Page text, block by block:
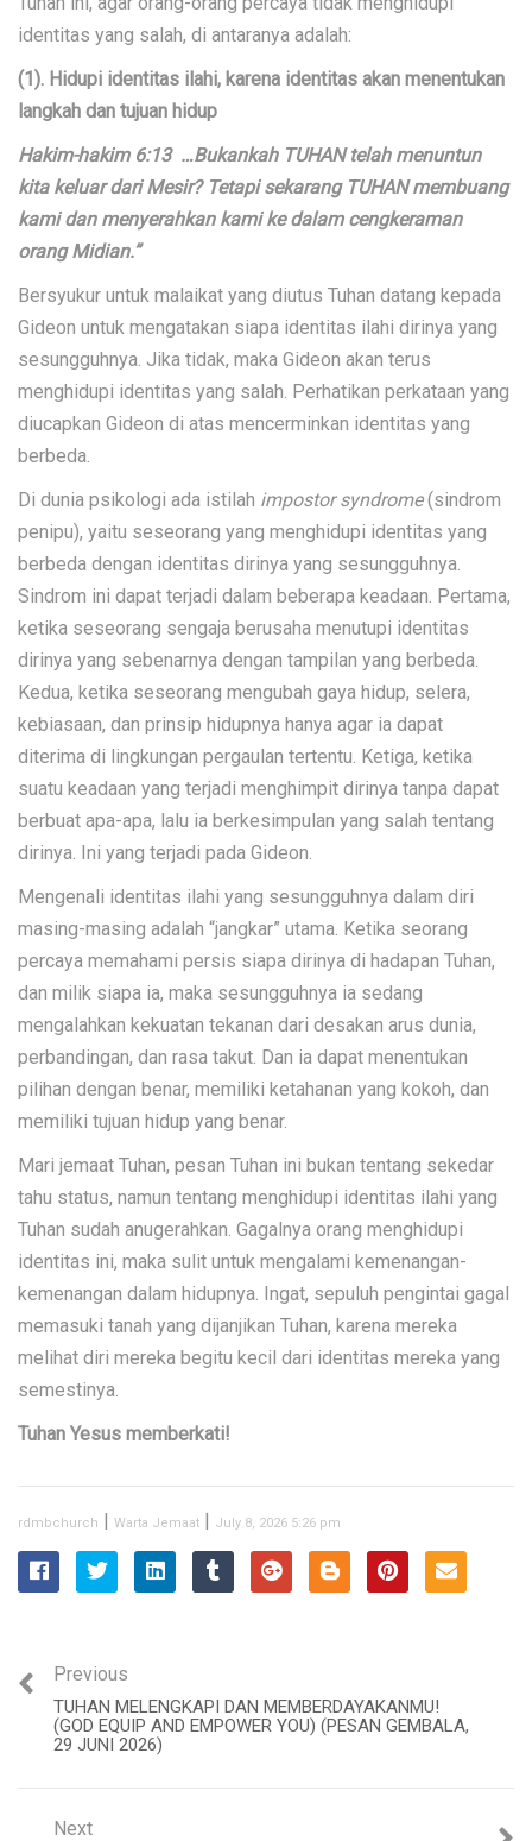
identitas yang salah, di antaranya adalah:
(1). Hidupi identitas ilahi, karena identitas akan menentukan
langkah dan tujuan hidup
Hakim-hakim 6:13 …Bukankah TUHAN telah menuntun
kita keluar dari Mesir? Tetapi sekarang TUHAN membuang
kami dan menyerahkan kami ke dalam cengkeraman
orang Midian.”
Bersyukur untuk malaikat yang diutus Tuhan datang kepada
Gideon untuk mengatakan siapa identitas ilahi dirinya yang
sesungguhnya. Jika tidak, maka Gideon akan terus
menghidupi identitas yang salah. Perhatikan perkataan yang
diucapkan Gideon di atas mencerminkan identitas yang
berbeda.
Di dunia psikologi ada istilah impostor syndrome(sindrom
penipu), yaitu seseorang yang menghidupi identitas yang
berbeda dengan identitas dirinya yang sesungguhnya.
Sindrom ini dapat terjadi dalam beberapa keadaan. Pertama,
ketika seseorang sengaja berusaha menutupi identitas
dirinya yang sebenarnya dengan tampilan yang berbeda.
Kedua, ketika seseorang mengubah gaya hidup, selera,
kebiasaan, dan prinsip hidupnya hanya agar ia dapat
diterima di lingkungan pergaulan tertentu. Ketiga, ketika
suatu keadaan yang terjadi menghimpit dirinya tanpa dapat
berbuat apa-apa, lalu ia berkesimpulan yang salah tentang
dirinya. Ini yang terjadi pada Gideon.
Mengenali identitas ilahi yang sesungguhnya dalam diri
masing-masing adalah “jangkar” utama. Ketika seorang
percaya memahami persis siapa dirinya di hadapan Tuhan,
dan milik siapa ia, maka sesungguhnya ia sedang
mengalahkan kekuatan tekanan dari desakan arus dunia,
perbandingan, dan rasa takut. Dan ia dapat menentukan
pilihan dengan benar, memiliki ketahanan yang kokoh, dan
memiliki tujuan hidup yang benar.
Mari jemaat Tuhan, pesan Tuhan ini bukan tentang sekedar
tahu status, namun tentang menghidupi identitas ilahi yang
Tuhan sudah anugerahkan. Gagalnya orang menghidupi
identitas ini, maka sulit untuk mengalami kemenangan-
kemenangan dalam hidupnya. Ingat, sepuluh pengintai gagal
memasuki tanah yang dijanjikan Tuhan, karena mereka
melihat diri mereka begitu kecil dari identitas mereka yang
semestinya.
Tuhan Yesus memberkati!
rdmbchurch | Warta Jemaat | July 8, 2026 5:26 pm
Previous
TUHAN MELENGKAPI DAN MEMBERDAYAKANMU!
(GOD EQUIP AND EMPOWER YOU) (PESAN GEMBALA,
29 JUNI 2026)
Next